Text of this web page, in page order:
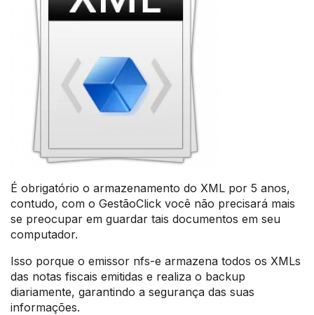
É obrigatório o armazenamento do XML por 5 anos,
contudo, com o GestãoClick você não precisará mais
se preocupar em guardar tais documentos em seu
computador.
Isso porque o emissor nfs-e armazena todos os XMLs
das notas fiscais emitidas e realiza o backup
diariamente, garantindo a segurança das suas
informações.